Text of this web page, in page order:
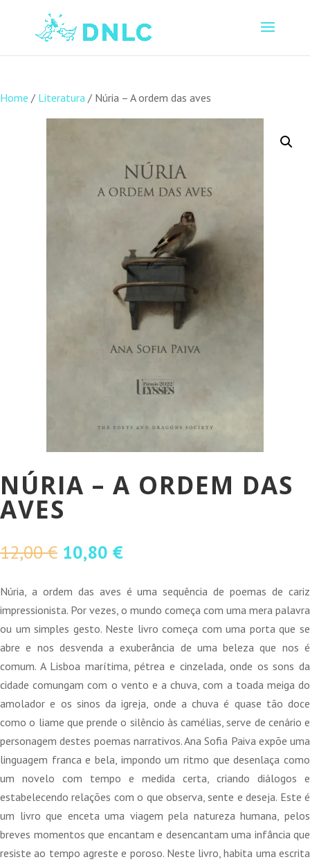
Home / Literatura / Núria – A ordem das aves
NÚRIA – A ORDEM DAS
AVES
12,00€ O
original
era:
12,00 €.
10,80 €O
atual
é:
10,80 €.
Núria, a ordem das aves é uma sequência de poemas de cariz
impressionista. Por vezes, o mundo começa com uma mera palavra
ou um simples gesto. Neste livro começa com uma porta que se
abre e nos desvenda a exuberância de uma beleza que nos é
comum. A Lisboa marítima, pétrea e cinzelada, onde os sons da
cidade comungam com o vento e a chuva, com a toada meiga do
amolador e os sinos da igreja, onde a chuva é quase tão doce
como o liame que prende o silêncio às camélias, serve de cenário e
personagem destes poemas narrativos. Ana Sofia Paiva expõe uma
linguagem franca e bela, impondo um ritmo que desenlaça como
um novelo com tempo e medida certa, criando diálogos e
estabelecendo relações com o que observa, sente e deseja. Este é
um livro que enceta uma viagem pela natureza humana, pelos
breves momentos que encantam e desencantam uma infância que
resiste ao tempo agreste e poroso. Neste livro, habita uma escrita